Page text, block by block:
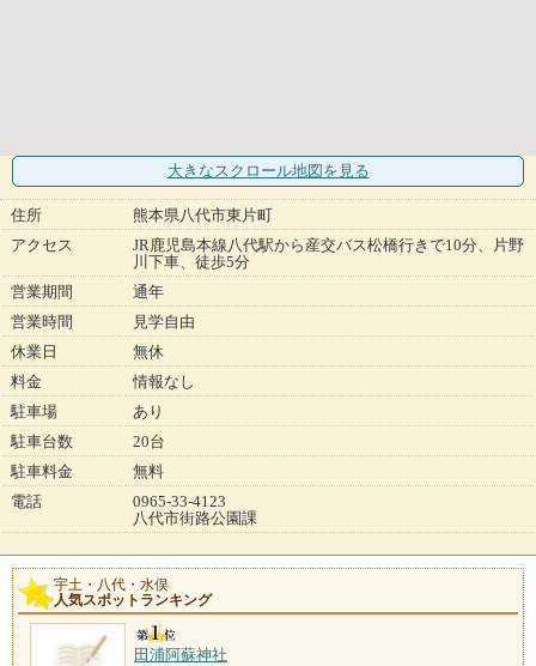
大きなスクロール地図 を見る
住所
熊本県八代市東片町
アクセス
JR鹿児島本線八代駅から産交バス松橋行きで10分、片野
川下車、徒歩5分
営業期間
通年
営業時間
見学自由
休業日
無休
料金
情報なし
駐車場
あり
駐車台数
20台
駐車料金
無料
電話
0965-33-4123
八代市街路公園課
宇土・八代・水俣
人気スポットランキング
田浦阿蘇神社